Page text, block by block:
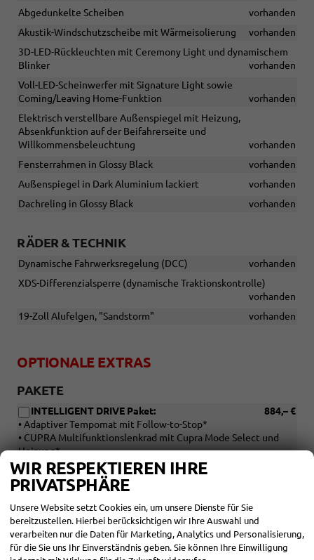
Abgedunkelte Scheiben
vorhanden
Akustik-Windschutzscheibe mit Wärmeisolierung
vorhanden
3D-LED-Rückleuchten mit Ceremony Light und dynamischem
Blinker
vorhanden
Voll-LED-Scheinwerfer mit Signature Light sowie
Coming/Leaving Home-Funktion
vorhanden
Elektrisch verstellbare Außenspiegel mit Heizung,
Absenkfunktion auf der Beifahrerseite und
Willkommensbeleuchtung
vorhanden
Fensterrahmen in Glossy Black
vorhanden
Außenspiegel in Dark Aluminium lackiert
vorhanden
Dachreling in Glossy Black
vorhanden
RÄDER & TECHNIK
Dynamische Fahrwerksregelung (DCC)
vorhanden
XDS-Differenzialsperre (dynamische Traktionskontrolle)
vorhanden
19-Zoll Alufelgen, "Sandstorm"
vorhanden
OPTIONALE EXTRAS
PAKETE
884,– €
INTELLIGENT DRIVE Paket:
• Adaptiver Tempomat mit Follow-to-Stop*
• CUPRA Multifunktionslenkrad mit Cupra Mode Select und
Heizung*
• Dynamische Verkehrsschilderkennung
• Exit Assist
• Exit Warning
• Intelligenter Parkassistent
• Pre-Crash, vorne und hinten
• Side Assist
• Spurhalteassistent Plus
WIR RESPEKTIEREN IHRE
PRIVATSPHÄRE
Unsere Website setzt Cookies ein, um unsere Dienste für Sie
bereitzustellen. Hierbei berücksichtigen wir Ihre Auswahl und
verarbeiten nur die Daten für Marketing, Analytics und Personalisierung,
für die Sie uns Ihr Einverständnis geben. Sie können Ihre Einwilligung